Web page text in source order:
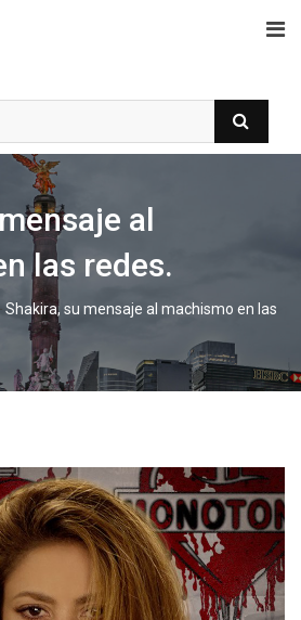
al
las redes.
Shakira, su mensaje al machismo en las